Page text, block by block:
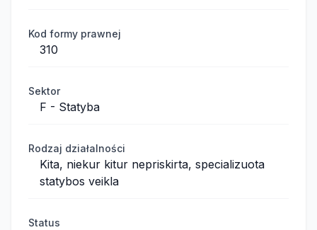
Kod formy prawnej
310
Sektor
F - Statyba
Rodzaj działalności
Kita, niekur kitur nepriskirta, specializuota
statybos veikla
Status